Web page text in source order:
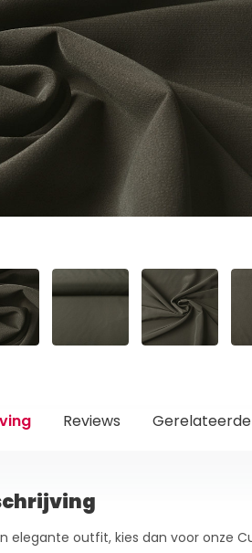
Reviews
elegante outfit, kies dan voor onze